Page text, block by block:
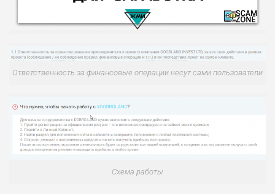
ПОДОЙДЕТ
ВСЕМ
Ответственность за финансовые операции несут сами пользователи
Схема работы